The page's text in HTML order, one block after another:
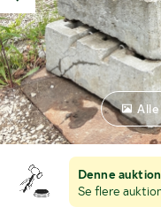
Denne
Se flere